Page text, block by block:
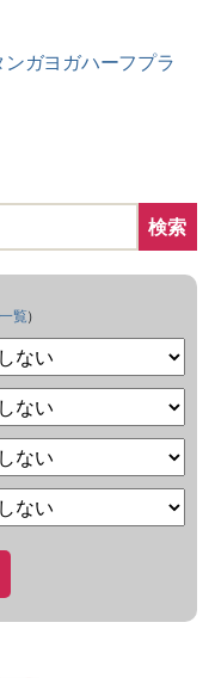
ガヨガハーフプラ
検索
覧）